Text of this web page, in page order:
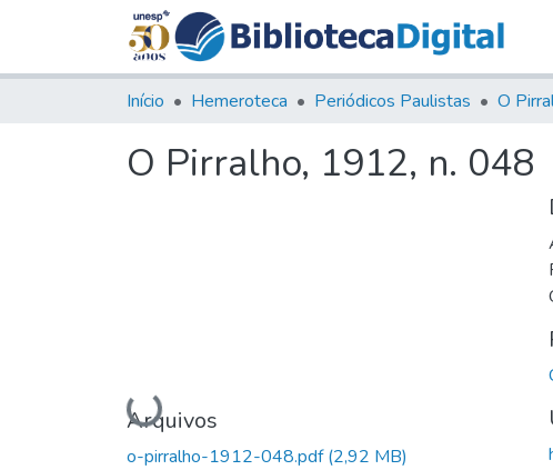
Início Hemeroteca Periódicos Paulistas O
O Pirralho, 1912, n. 048
Carregando...
Arquivos
o-pirralho-1912-048.pdf(2,92 MB)